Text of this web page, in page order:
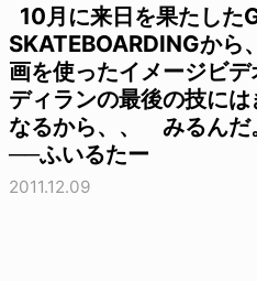
10月に来日を果たした
SKATEBOARDINGから
画を使ったイメージビデ
ディランの最後の技に
なるから、、 みるんだ
──ふいるたー
2011.12.09